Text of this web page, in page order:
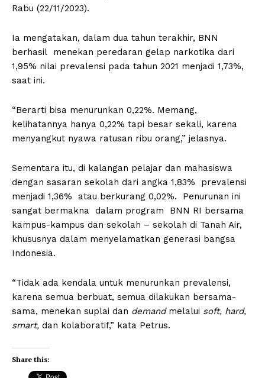
Rabu (22/11/2023).
Ia mengatakan, dalam dua tahun terakhir, BNN
berhasil menekan peredaran gelap narkotika dari
1,95% nilai prevalensi pada tahun 2021 menjadi 1,73%,
saat ini.
“Berarti bisa menurunkan 0,22%. Memang,
kelihatannya hanya 0,22% tapi besar sekali, karena
menyangkut nyawa ratusan ribu orang,” jelasnya.
Sementara itu, di kalangan pelajar dan mahasiswa
dengan sasaran sekolah dari angka 1,83% prevalensi
menjadi 1,36% atau berkurang 0,02%. Penurunan ini
sangat bermakna dalam program BNN RI bersama
kampus-kampus dan sekolah – sekolah di Tanah Air,
khususnya dalam menyelamatkan generasi bangsa
Indonesia.
“Tidak ada kendala untuk menurunkan prevalensi,
karena semua berbuat, semua dilakukan bersama-
sama, menekan suplai dan demandmelalui soft, hard,
smart, dan kolaboratif,” kata Petrus.
Share this: